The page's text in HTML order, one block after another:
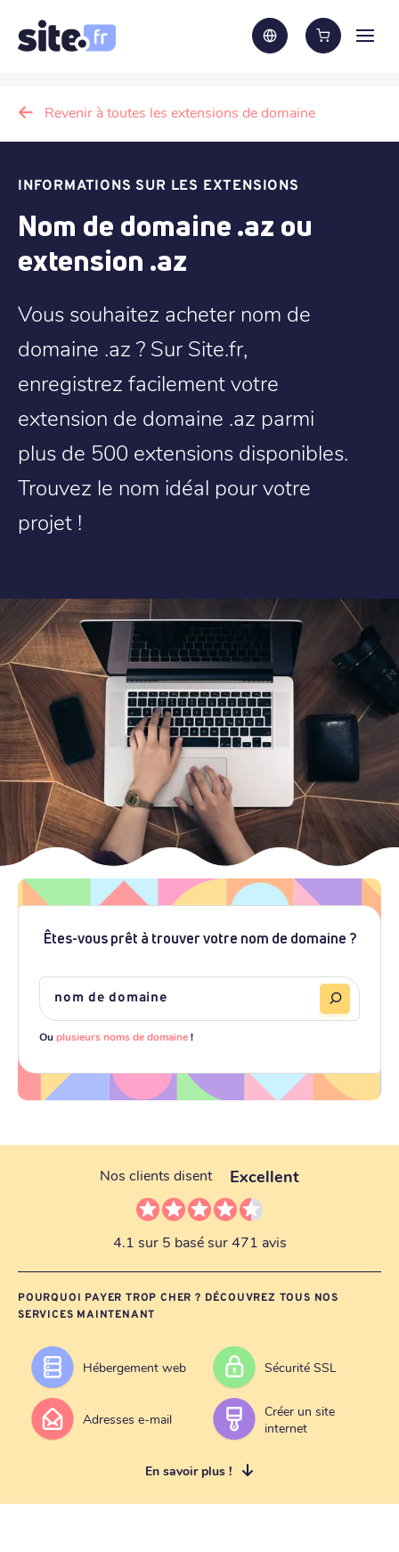
Revenir à toutes les extensions de domaine
INFORMATIONS SUR LES EXTENSIONS
Nom de domaine .az ou
extension .az
Vous souhaitez acheter nom de
domaine .az ? Sur Site.fr,
enregistrez facilement votre
extension de domaine .az parmi
plus de 500 extensions disponibles.
Trouvez le nom idéal pour votre
projet !
Êtes-vous prêt à trouver votre nom de domaine ?
Ouplusieurs noms de domaine!
Nos clients disent Excellent
4.1 sur 5 basé sur 471 avis
POURQUOI PAYER TROP CHER ? DÉCOUVREZ TOUS NOS
SERVICES MAINTENANT
Hébergement web Sécurité SSL
Adresses e-mail
Créer un site
internet
En savoir plus !